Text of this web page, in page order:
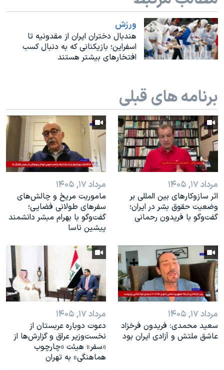
نرگس محمدی برنده جایزه نوبل صلح
همایش محافظه‌کاران آمریکا «سی‌پک»
صفحه‌های ویژه
ورزش
هندبال دختران ایران از مقدونیه تا
اسفراین؛ بازیکنانی که به دنبال کسب
افتخارهای بیشتر هستند
برنامه های قبلی
مرداد ۱۷, ۱۴۰۵
اثر ساز‌و‌کارهای بین المللی بر
وضعیت حقوق بشر در ایران؛
گفت‌وگو با فریدون رحمانی
مرداد ۱۷, ۱۴۰۵
ماموریت مریخ و چالش‌های
سفرهای طولانی فضایی؛
گفت‌وگو با بهرام مبشر دانشمند
پیشین ناسا
مرداد ۱۷, ۱۴۰۵
سعید محمدی: فریدون فرخزاد
عاشق ملتش و آزادی ایران بود
مرداد ۱۷, ۱۴۰۵
دعوت دوباره عربستان از
نخست‌وزیر عراق و گزارش‌ها از
«سفر» هیئت «چارچوب
هماهنگی» به تهران